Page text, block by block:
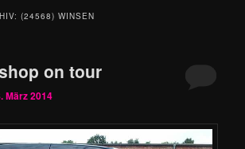
(24568) WINSEN
on tour
März 2014